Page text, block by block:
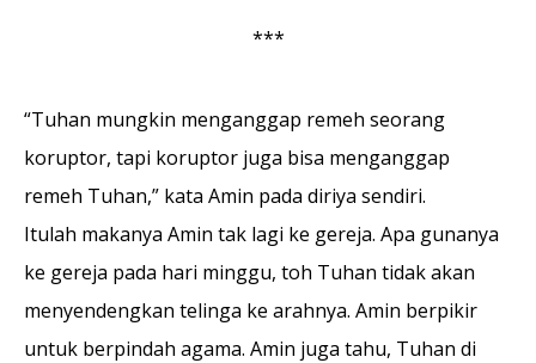
***
“Tuhan mungkin meng­anggap remeh seorang
koruptor, tapi koruptor juga bisa menganggap
remeh Tuhan,” kata Amin pada diriya sendiri.
Itulah makanya Amin tak lagi ke gereja. Apa gunanya
ke gereja pada hari minggu, toh Tuhan tidak akan
menyendengkan telinga ke arahnya. Amin berpikir
untuk berpindah agama. Amin juga tahu, Tuhan di